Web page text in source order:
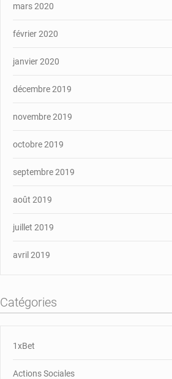
mars 2020
février 2020
janvier 2020
décembre 2019
novembre 2019
octobre 2019
septembre 2019
août 2019
juillet 2019
avril 2019
Catégories
1xBet
Actions Sociales